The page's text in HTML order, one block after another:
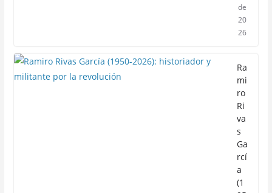
de
20
26
Ra
mi
ro
Ri
va
s
Ga
rcí
a
(1